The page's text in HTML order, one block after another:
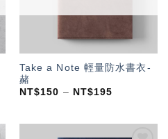
Take a Note 輕量防水書衣-
赭
NT$150 – NT$195